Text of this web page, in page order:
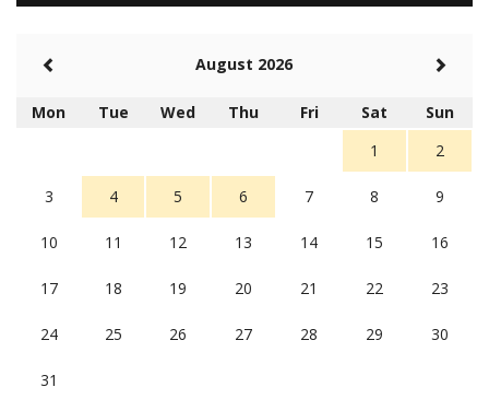
Rambu (rambu03@gmail.com)
Berita Polres Sumba Barat Mantap
5 tahun Yang lalu
Balas
16
August 2026
Mon Tue Wed Thu Fri Sat
Sun
1
2
3 4 5 6 7 8 9
10 11 12 13 14 15 16
17 18 19 20 21 22 23
24 25 26 27 28 29 30
31